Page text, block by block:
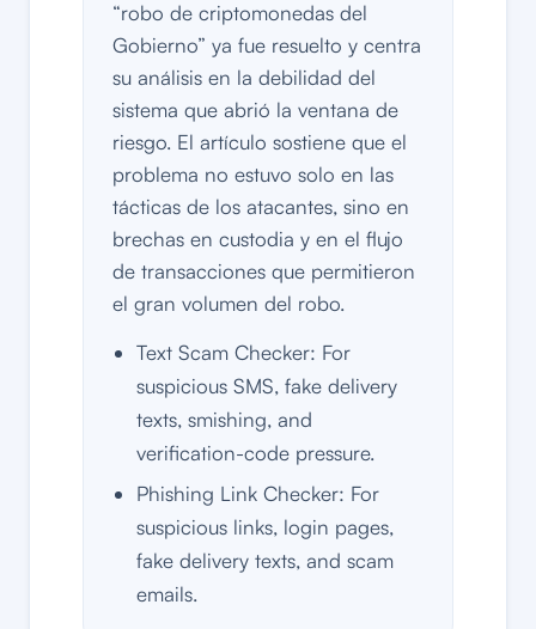
“robo de criptomonedas del
Gobierno” ya fue resuelto y centra
su análisis en la debilidad del
sistema que abrió la ventana de
riesgo. El artículo sostiene que el
problema no estuvo solo en las
tácticas de los atacantes, sino en
brechas en custodia y en el flujo
de transacciones que permitieron
el gran volumen del robo.
Text Scam Checker: For
suspicious SMS, fake delivery
texts, smishing, and
verification-code pressure.
Phishing Link Checker: For
suspicious links, login pages,
fake delivery texts, and scam
emails.